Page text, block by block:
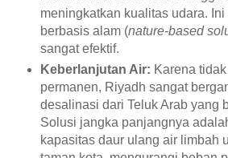
meningkatkan kualitas udara.
berbasis alam (nature-based
sangat efektif.
Keberlanjutan Air: Karena
permanen, Riyadh sangat
desalinasi dari Teluk Arab yang
Solusi jangka panjangnya
kapasitas daur ulang air limbah